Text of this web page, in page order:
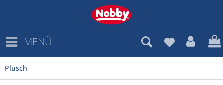
MENÜ
Plüsch